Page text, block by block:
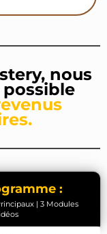
nous
possible
:
| 3 Modules